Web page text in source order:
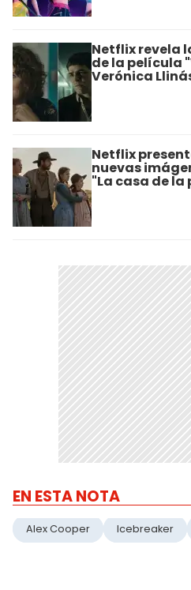
Netflix revela
de la película
Verónica
Netflix
nuevas
"La casa de
EN ESTA NOTA
Alex Cooper Icebreaker